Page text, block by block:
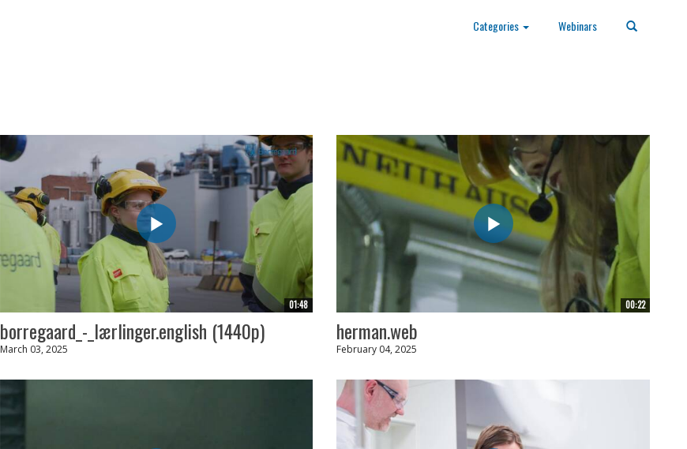
Categories Webinars
01:48
borregaard_-_lærlinger.english (1440p)
March 03, 2025
00:22
herman.web
February 04, 2025